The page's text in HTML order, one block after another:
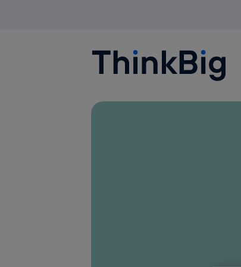
Blogthinkbig.com